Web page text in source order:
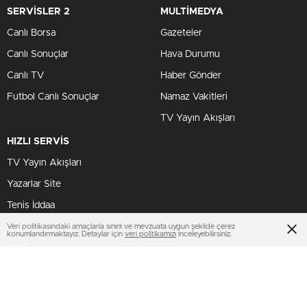
SERVİSLER 2
Canlı Borsa
Canlı Sonuçlar
Canlı TV
Futbol Canlı Sonuçlar
MULTİMEDYA
Gazeteler
Hava Durumu
Haber Gönder
Namaz Vakitleri
TV Yayın Akışları
HIZLI SERVİS
TV Yayın Akışları
Yazarlar Site
Tenis İddaa
Basketbol Canlı
Veri politikasındaki amaçlarla sınırlı ve mevzuata uygun şekilde çerez
konumlandırmaktayız. Detaylar için veri politikamızı inceleyebilirsiniz.